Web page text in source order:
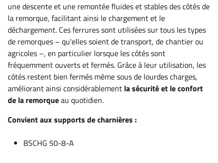
une descente et une remontée fluides et stables des côtés de
la remorque, facilitant ainsi le chargement et le
déchargement. Ces ferrures sont utilisées sur tous les types
de remorques – qu'elles soient de transport, de chantier ou
agricoles –, en particulier lorsque les côtés sont
fréquemment ouverts et fermés. Grâce à leur utilisation, les
côtés restent bien fermés même sous de lourdes charges,
améliorant ainsi considérablement la sécurité et le confort
de la remorqueau quotidien.
Convient aux supports de charnières :
BSCHG 50-8-A